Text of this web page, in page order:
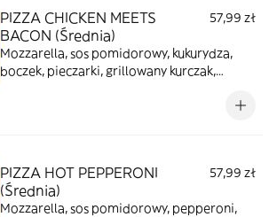
PIZZA CHICKEN MEETS
BACON (Średnia)
57,99 zł
Mozzarella, sos pomidorowy, kukurydza,
boczek, pieczarki, grillowany kurczak,
PIZZA HOT PEPPERONI
(Średnia)
57,99 zł
Mozzarella, sos pomidorowy, pepperoni,